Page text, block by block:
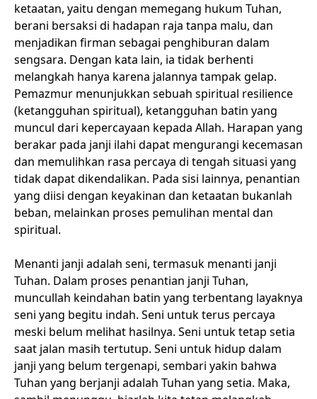
ketaatan, yaitu dengan memegang hukum Tuhan,
berani bersaksi di hadapan raja tanpa malu, dan
menjadikan firman sebagai penghiburan dalam
sengsara. Dengan kata lain, ia tidak berhenti
melangkah hanya karena jalannya tampak gelap.
Pemazmur menunjukkan sebuah spiritual resilience
(ketangguhan spiritual), ketangguhan batin yang
muncul dari kepercayaan kepada Allah. Harapan yang
berakar pada janji ilahi dapat mengurangi kecemasan
dan memulihkan rasa percaya di tengah situasi yang
tidak dapat dikendalikan. Pada sisi lainnya, penantian
yang diisi dengan keyakinan dan ketaatan bukanlah
beban, melainkan proses pemulihan mental dan
spiritual.
Menanti janji adalah seni, termasuk menanti janji
Tuhan. Dalam proses penantian janji Tuhan,
muncullah keindahan batin yang terbentang layaknya
seni yang begitu indah. Seni untuk terus percaya
meski belum melihat hasilnya. Seni untuk tetap setia
saat jalan masih tertutup. Seni untuk hidup dalam
janji yang belum tergenapi, sembari yakin bahwa
Tuhan yang berjanji adalah Tuhan yang setia. Maka,